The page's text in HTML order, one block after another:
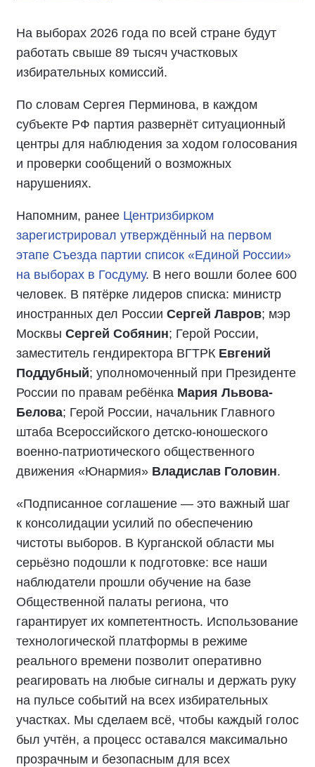
На выборах 2026 года по всей стране будут
работать свыше 89 тысяч участковых
избирательных комиссий.
По словам Сергея Перминова, в каждом
субъекте РФ партия развернёт ситуационный
центры для наблюдения за ходом голосования
и проверки сообщений о возможных
нарушениях.
Напомним, ранее Центризбирком
зарегистрировал утверждённый на первом
этапе Съезда партии список «Единой России»
на выборах в Госдуму. В него вошли более 600
человек. В пятёрке лидеров списка: министр
иностранных дел России Сергей Лавров; мэр
Москвы Сергей Собянин; Герой России,
заместитель гендиректора ВГТРК Евгений
Поддубный; уполномоченный при Президенте
России по правам ребёнка Мария Львова-
Белова; Герой России, начальник Главного
штаба Всероссийского детско-юношеского
военно-патриотического общественного
движения «Юнармия» Владислав Головин.
«Подписанное соглашение — это важный шаг
к консолидации усилий по обеспечению
чистоты выборов. В Курганской области мы
серьёзно подошли к подготовке: все наши
наблюдатели прошли обучение на базе
Общественной палаты региона, что
гарантирует их компетентность. Использование
технологической платформы в режиме
реального времени позволит оперативно
реагировать на любые сигналы и держать руку
на пульсе событий на всех избирательных
участках. Мы сделаем всё, чтобы каждый голос
был учтён, а процесс оставался максимально
прозрачным и безопасным для всех